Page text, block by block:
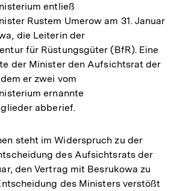
entließ
Rustem Umerow am 31. Januar
die Leiterin der
für Rüstungsgüter (BfR). Eine
der Minister den Aufsichtsrat der
er zwei vom
ernannte
abberief.
steht im Widerspruch zu der
des Aufsichtsrats der
den Vertrag mit Besrukowa zu
des Ministers verstößt